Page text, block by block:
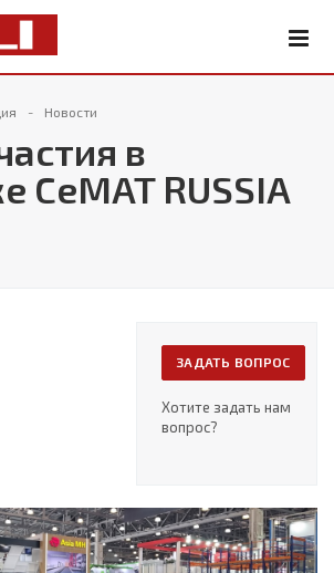
Новости
в
CeMAT RUSSIA
ЗАДАТЬ ВОПРОС
Хотите задать нам
вопрос?